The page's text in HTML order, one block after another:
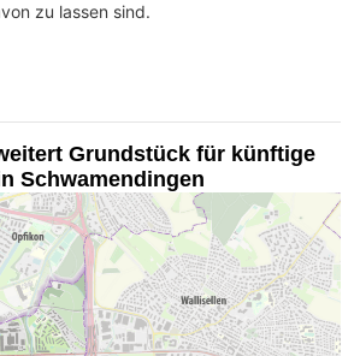
zu lassen sind.
Grundstück für künftige
Schwamendingen